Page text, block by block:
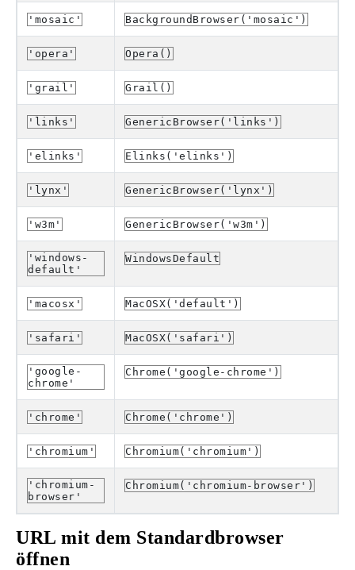
'mosaic' BackgroundBrowser('mosaic')
'opera' Opera()
'grail' Grail()
'links' GenericBrowser('links')
'elinks' Elinks('elinks')
'lynx' GenericBrowser('lynx')
'w3m' GenericBrowser('w3m')
'windows-
default'
WindowsDefault
'macosx' MacOSX('default')
'safari' MacOSX('safari')
'google-
chrome'
Chrome('google-chrome')
'chrome' Chrome('chrome')
'chromium' Chromium('chromium')
'chromium-
browser'
Chromium('chromium-browser')
URL mit dem Standardbrowser
öffnen